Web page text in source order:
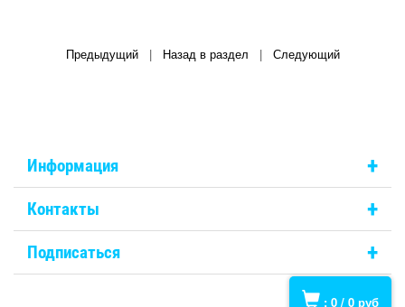
: 0 / 0 руб
Предыдущий| Назад в раздел Следующий
Информация +
Контакты +
Подписаться +